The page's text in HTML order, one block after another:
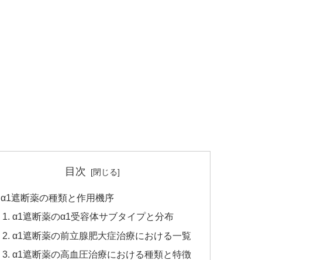
目次
α1遮断薬の種類と作用機序
α1遮断薬のα1受容体サブタイプと分布
α1遮断薬の前立腺肥大症治療における一覧
α1遮断薬の高血圧治療における種類と特徴